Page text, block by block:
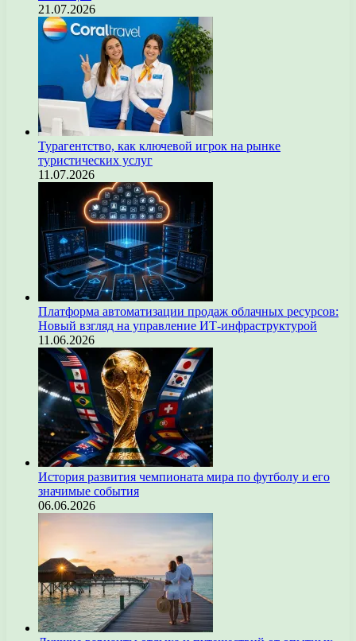
21.07.2026
Турагентство, как ключевой игрок на рынке
туристических услуг
11.07.2026
Платформа автоматизации продаж облачных ресурсов:
Новый взгляд на управление ИТ-инфраструктурой
11.06.2026
История развития чемпионата мира по футболу и его
значимые события
06.06.2026